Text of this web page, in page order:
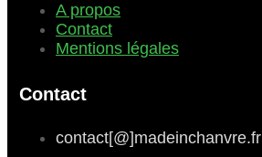
A propos
Contact
Mentions légales
Contact
contact[@]madeinchanvre.fr